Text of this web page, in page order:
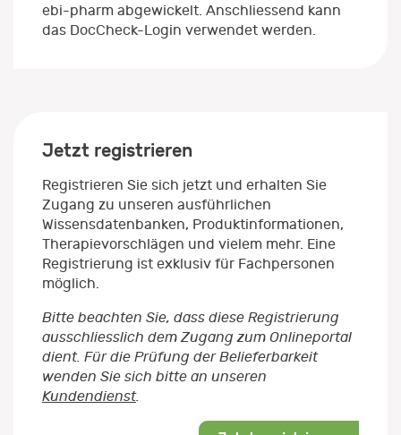
ebi-pharm abgewickelt. Anschliessend kann
das DocCheck-Login verwendet werden.
Jetzt registrieren
Registrieren Sie sich jetzt und erhalten Sie
Zugang zu unseren ausführlichen
Wissensdatenbanken, Produktinformationen,
Therapievorschlägen und vielem mehr. Eine
Registrierung ist exklusiv für Fachpersonen
möglich.
Bitte beachten Sie, dass diese Registrierung
ausschliesslich dem Zugang zum Onlineportal
dient. Für die Prüfung der Belieferbarkeit
wenden Sie sich bitte an unseren
Kundendienst.